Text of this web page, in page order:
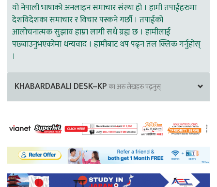
यो नेपाली भाषाको अनलाइन समाचार संस्था हो । हामी तपाईहरुमा
देशविदेशका समाचार र विचार पस्कने गर्छौ । तपाईको
आलोचनात्मक सुझाव हाम्रा लागी सधै ग्रह्य छ । हामीलाई
पछ्याउनुभएकोमा धन्यवाद । हामीबाट थप पढ्न तल क्लिक गर्नुहोस्
।
KHABARDABALI DESK–KPका अरु लेखहरु पढ्नुस्